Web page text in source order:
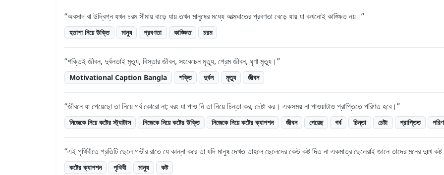
অবসাদ বা উদ্বিগ্ন যখন চরম সীমায় বাড়ে যায় তখন মানুষের মধ্যে আত্মঘাতের প্রবণতা বেড়ে যায় যা কখনোই কাঙ্ক্ষিত নয়।
হতাশা নিয়ে উক্তি মানুষ প্রবণতা কাঙ্ক্ষিত চরম
শক্তিই জীবন, দুর্বলতাই মৃত্যু, বিস্তার জীবন, সংকোচন মৃত্যু, প্রেম জীবন, ঘৃণা মৃত্যু।
Motivational Caption Bangla শক্তি দুর্বল মৃত্যু জীবন
জীবনে যা পেয়েছো তা নিয়ে গর্ব কোরো না; বরং যা পাও নি তা নিয়ে চিন্তা কর, চেষ্টা কর। একসময় না পাওয়াটাও প্রাপ্তিতে পরিণত হবে।
নিজেকে নিয়ে কষ্টের স্ট্যাটাস নিজেকে নিয়ে কষ্টের উক্তি নিজেকে নিয়ে কষ্টের ক্যাপশন জীবন পেয়েছ গর্ব চিন্তা চেষ্টা প্রাপ্তিত
এই পৃথিবীতে প্রতিটি ছেলে গভীর রাতে যে কান্না করে তা যদি মানুষ দেখত তাহলে ছেলেদের কেউ কষ্ট দিত না একমাত্র ছেলেরাই জানে তাদের মনের দুঃখ
কষ্টের ক্যাপশন পৃথিবী মানুষ কষ্ট